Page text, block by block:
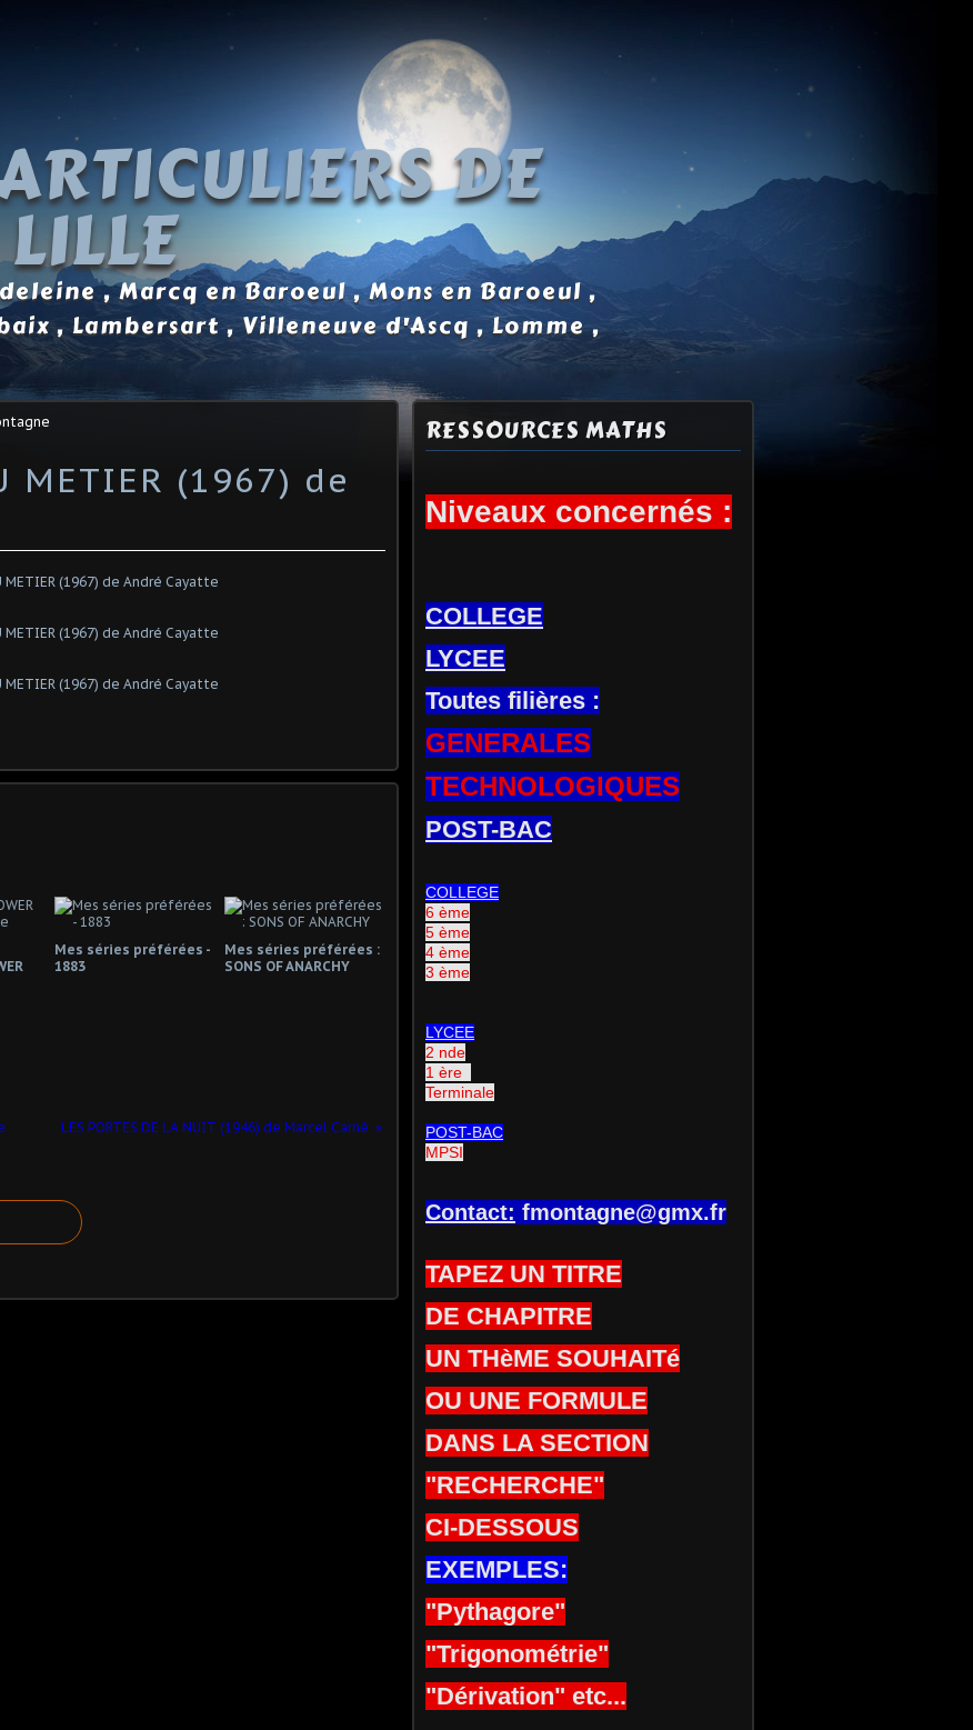
DE
, Marcq en Baroeul , Mons en Baroeul ,
, Lambersart , Villeneuve d'Ascq , Lomme ,
METIER (1967) de
Mes séries préférées -
1883
Mes séries préférées :
SONS OF ANARCHY
LES PORTES DE LA NUIT (1946) de Marcel Carné
RESSOURCES MATHS
Niveaux concernés :
COLLEGE
LYCEE
Toutes filières :
GENERALES
TECHNOLOGIQUES
POST-BAC
COLLEGE
6 ème
5 ème
4 ème
3 ème
LYCEE
2 nde
1 ère
Terminale
POST-BAC
MPSI
Contact: fmontagne@gmx.fr
TAPEZ UN TITRE
DE CHAPITRE
UN THèME SOUHAITé
OU UNE FORMULE
DANS LA SECTION
"RECHERCHE"
CI-DESSOUS
EXEMPLES:
"Pythagore"
"Trigonométrie"
"Dérivation" etc...